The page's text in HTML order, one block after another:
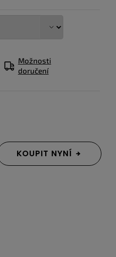
Možnosti
doručení
KOUPIT NYNÍ